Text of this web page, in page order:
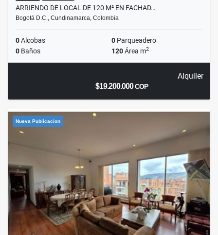
ARRIENDO DE LOCAL DE 120 M² EN FACHAD…
Bogotá D.C., Cundinamarca, Colombia
0Alcobas 0 Parqueadero
0 Baños 120Área m2
Alquiler
$19.200.000COP
Nueva Publicacion